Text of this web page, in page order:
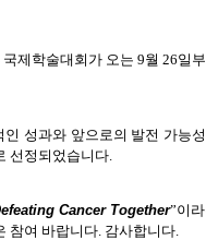
국제학술대회가 오는 9월 26일
성과와 앞으로의 발전 가능
선정되었습니다.
Cancer Together”이
참여 바랍니다. 감사합니다.